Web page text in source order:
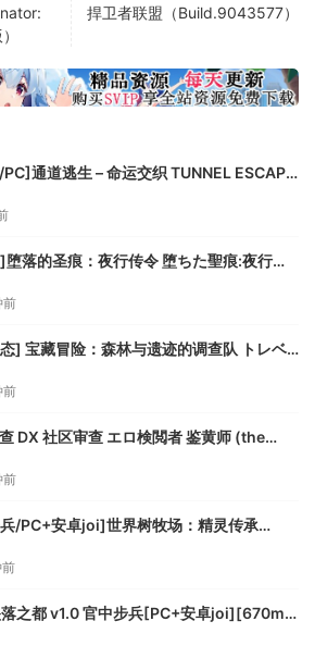
巧、重装、科学四大类不同的武器装
两把武器进入战斗，通过合理的搭配
，有些稀有芯片提供了武器本身所没
维度。
捍卫者联盟（Build.9043577）
通道逃生 – 命运交织 TUNNEL ESCAPE
落的圣痕：夜行传令 堕ちた聖痕:夜行伝
前
] 宝藏冒险：森林与遗迹的调查队 トレベ
前
DX 社区审查 エロ検閲者 鉴黄师 (the
安卓盖世] [1.90G][百度]
前
/PC+安卓joi]世界树牧场：精灵传承
中文步…
之都 v1.0 官中步兵[PC+安卓joi][670m]